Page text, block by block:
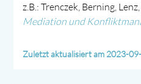
z.B.: Trenczek, Berning,
Mediation und
Zuletzt aktualisiert am 2023-